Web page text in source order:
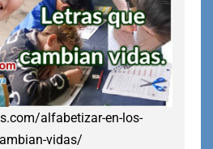
alfabetizar-en-los-
vidas/